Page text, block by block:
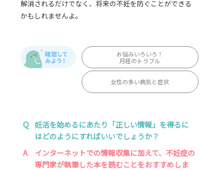
解消されるだけでなく、将来の不妊を防ぐことができる
かもしれませんよ。
お悩みいろいろ！
月経のトラブル
女性の多い病気と症状
Q 妊活を始めるにあたり「正しい情報」を得るに
はどのようにすればいいでしょうか？
A
インターネットでの情報収集に加えて、不妊症の
専門家が執筆した本を読むことをおすすめしま